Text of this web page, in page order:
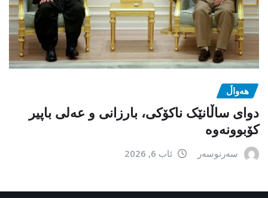
هەواڵ
دوای ساڵانێک ناکۆکی، بارزانی و عەلی باپیر
کۆبوونەوە
سەرنوسەر ئاب 6, 2026